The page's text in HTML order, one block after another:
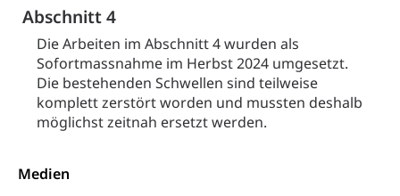
Abschnitt 4
Die Arbeiten im Abschnitt 4 wurden als
Sofortmassnahme im Herbst 2024 umgesetzt.
Die bestehenden Schwellen sind teilweise
komplett zerstört worden und mussten deshalb
möglichst zeitnah ersetzt werden.
Medien
Raumdatenpool
Richtplanung Kanton Luzern (ARE)
Raum und Wirtschaft rawi